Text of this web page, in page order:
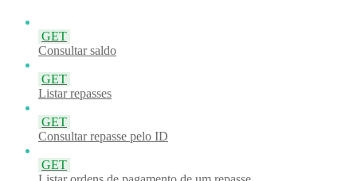
GET
Consultar saldo
GET
Listar repasses
GET
Consultar repasse pelo ID
GET